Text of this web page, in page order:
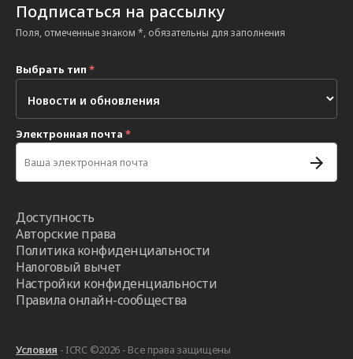
Подписаться на рассылку
Поля, отмеченные знаком *, обязательны для заполнения
Выбрать тип *
Электронная почта *
Доступность
Авторские права
Политика конфиденциальности
Налоговый вычет
Настройки конфиденциальности
Правила онлайн-сообщества
Условия - ICRC ©2026 - Все права защищены